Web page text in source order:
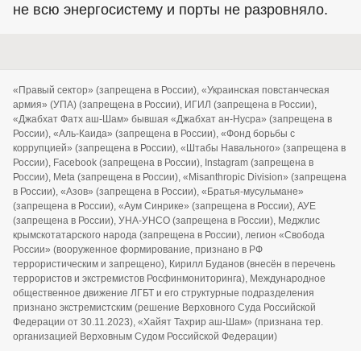
не всю энергосистему и порты не разровняло.
«Правый сектор» (запрещена в России), «Украинская повстанческая
армия» (УПА) (запрещена в России), ИГИЛ (запрещена в России),
«Джабхат Фатх аш-Шам» бывшая «Джабхат ан-Нусра» (запрещена в
России), «Аль-Каида» (запрещена в России), «Фонд борьбы с
коррупцией» (запрещена в России), «Штабы Навального» (запрещена в
России), Facebook (запрещена в России), Instagram (запрещена в
России), Meta (запрещена в России), «Misanthropic Division» (запрещена
в России), «Азов» (запрещена в России), «Братья-мусульмане»
(запрещена в России), «Аум Синрике» (запрещена в России), АУЕ
(запрещена в России), УНА-УНСО (запрещена в России), Меджлис
крымскотатарского народа (запрещена в России), легион «Свобода
России» (вооруженное формирование, признано в РФ
террористическим и запрещено), Кирилл Буданов (внесён в перечень
террористов и экстремистов Росфинмониторинга), Международное
общественное движение ЛГБТ и его структурные подразделения
признано экстремистским (решение Верховного Суда Российской
Федерации от 30.11.2023), «Хайят Тахрир аш-Шам» (признана тер.
организацией Верховным Судом Российской Федерации)